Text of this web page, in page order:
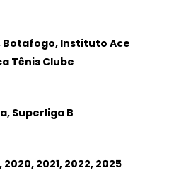
Botafogo, Instituto Ace
Tênis Clube
Superliga B
2020, 2021, 2022, 2025